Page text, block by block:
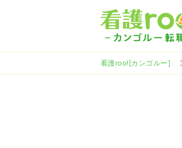
看護roo![カンゴルー]